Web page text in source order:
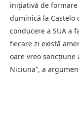
iniţiativă de
duminică la Castelo
conducere a SUA a
fiecare zi există
oare vreo sancţiune
Niciuna”, a